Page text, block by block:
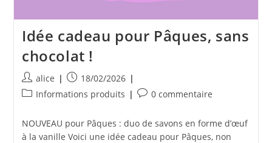
Idée cadeau pour Pâques, sans
chocolat !
Auteur/autrice
de
alice
Publication
publiée :
18/02/2026
PostInformations produits
Commentaires
la
publication :
0 commentaire
NOUVEAU pour Pâques : duo de savons en forme d’œuf
à la vanille Voici une idée cadeau pour Pâques, non